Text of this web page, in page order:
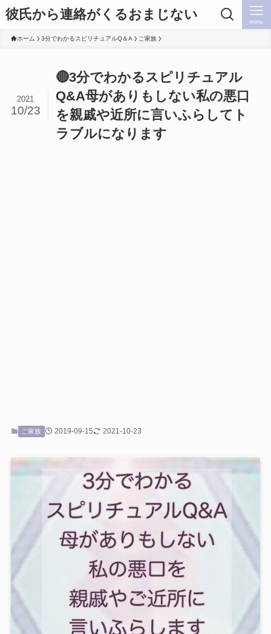
彼氏から連絡がくるおまじない menu
ホーム 3分でわかるスピリチュアルQ＆A ご家族
🔴3分でわかるスピリチュアル
Q&A母がありもしない私の悪口
を親戚や近所に言いふらしてト
ラブルになります
2021
10/23
ご家族 2019-09-15 2021-10-23